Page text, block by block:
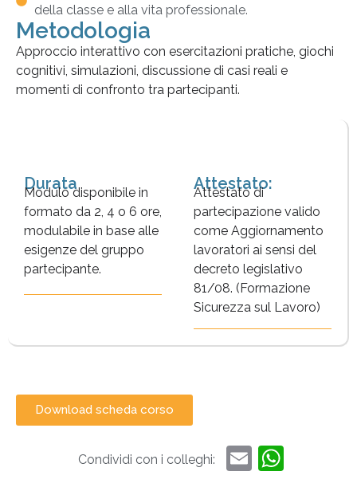
della classe e alla vita professionale.
Metodologia
Approccio interattivo con esercitazioni pratiche, giochi
cognitivi, simulazioni, discussione di casi reali e
momenti di confronto tra partecipanti.
Durata
Modulo disponibile in
formato da 2, 4 o 6 ore,
modulabile in base alle
esigenze del gruppo
partecipante.
Attestato:
Attestato di
partecipazione valido
come Aggiornamento
lavoratori ai sensi del
decreto legislativo
81/08. (Formazione
Sicurezza sul Lavoro)
Download scheda corso
Condividi con i colleghi: Email